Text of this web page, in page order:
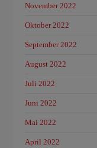
November 2022
Oktober 2022
September 2022
August 2022
Juli 2022
Juni 2022
Mai 2022
April 2022